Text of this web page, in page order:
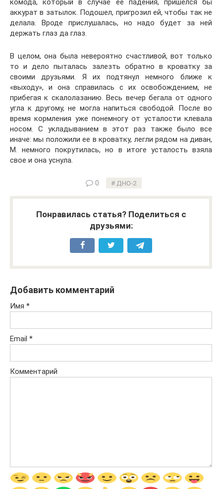
комода, который в случае ее падения, пришелся бы
аккурат в затылок. Подошел, пригрозил ей, чтобы так не
делала. Вроде прислушалась, но надо будет за ней
держать глаз да глаз.
В целом, она была невероятно счастливой, вот только
то и дело пыталась залезть обратно в кроватку за
своими друзьями. Я их подтянул немного ближе к
«выходу», и она справилась с их освобождением, не
прибегая к скалолазанию. Весь вечер бегала от одного
угла к другому, не могла напиться свободой. После во
время кормления уже понемногу от усталости клевала
носом. С укладыванием в этот раз также было все
иначе: мы положили ее в кроватку, легли рядом на диван,
М. немного покрутилась, но в итоге усталость взяла
свое и она уснула.
0 ДНО-2
Понравилась статья? Поделиться с
друзьями:
Добавить комментарий
Имя *
Email *
Комментарий